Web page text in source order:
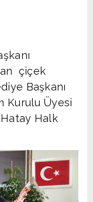
çiçek
Başkanı
Kurulu Üyesi
Halk